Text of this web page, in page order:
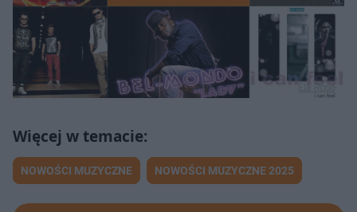
NOWOŚCI MUZYCZNE NOWOŚCI MUZYCZNE 2025